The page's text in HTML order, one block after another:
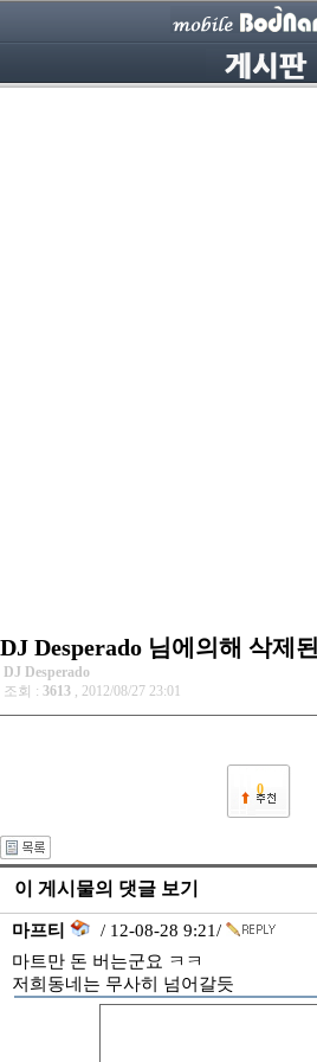
DJ Desperado 님에의해 삭제
DJ Desperado
조회 : 3613 , 2012/08/27 23:01
0
이 게시물의 댓글 보기
마프티
/ 12-08-28 9:21/
마트만 돈 버는군요 ㅋㅋ
저희동네는 무사히 넘어갈듯